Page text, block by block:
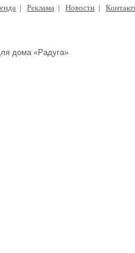
дома «Радуга»
| Реклама | Новости |